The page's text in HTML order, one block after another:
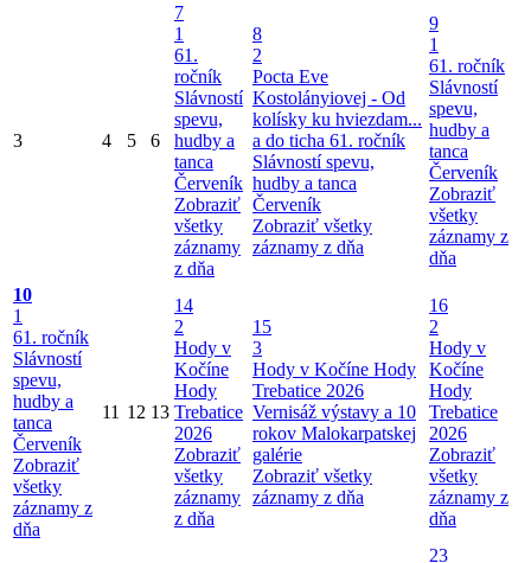
3 4 5 6
7
1
61.
ročník
Slávností
spevu,
hudby a
tanca
Červeník
Zobraziť
všetky
záznamy
z dňa
8
2
Pocta Eve
Kostolányiovej - Od
kolísky ku hviezdam...
a do ticha 61. ročník
Slávností spevu,
hudby a tanca
Červeník
Zobraziť všetky
záznamy z dňa
9
1
61. ročník
Slávností
spevu,
hudby a
tanca
Červeník
Zobraziť
všetky
záznamy z
dňa
10
1
61. ročník
Slávností
spevu,
hudby a
tanca
Červeník
Zobraziť
všetky
záznamy z
dňa
11 12 13
14
2
Hody v
Kočíne
Hody
Trebatice
2026
Zobraziť
všetky
záznamy
z dňa
15
3
Hody v Kočíne Hody
Trebatice 2026
Vernisáž výstavy a 10
rokov Malokarpatskej
galérie
Zobraziť všetky
záznamy z dňa
16
2
Hody v
Kočíne
Hody
Trebatice
2026
Zobraziť
všetky
záznamy z
dňa
23